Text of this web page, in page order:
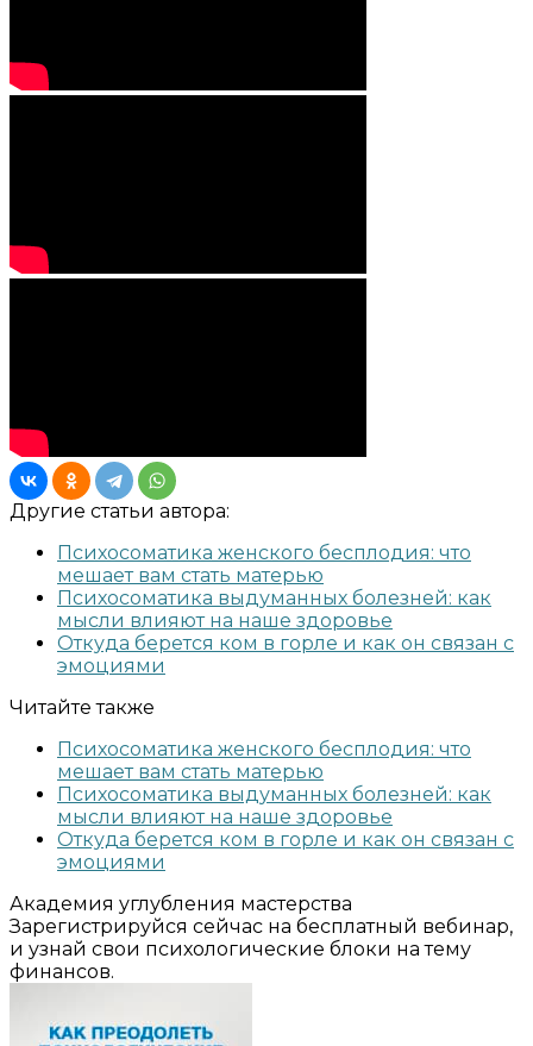
Другие статьи автора:
Психосоматика женского бесплодия: что
мешает вам стать матерью
Психосоматика выдуманных болезней: как
мысли влияют на наше здоровье
Откуда берется ком в горле и как он связан с
эмоциями
Читайте также
Психосоматика женского бесплодия: что
мешает вам стать матерью
Психосоматика выдуманных болезней: как
мысли влияют на наше здоровье
Откуда берется ком в горле и как он связан с
эмоциями
Академия углубления мастерства
Зарегистрируйся сейчас на бесплатный вебинар,
и узнай свои психологические блоки на тему
финансов.